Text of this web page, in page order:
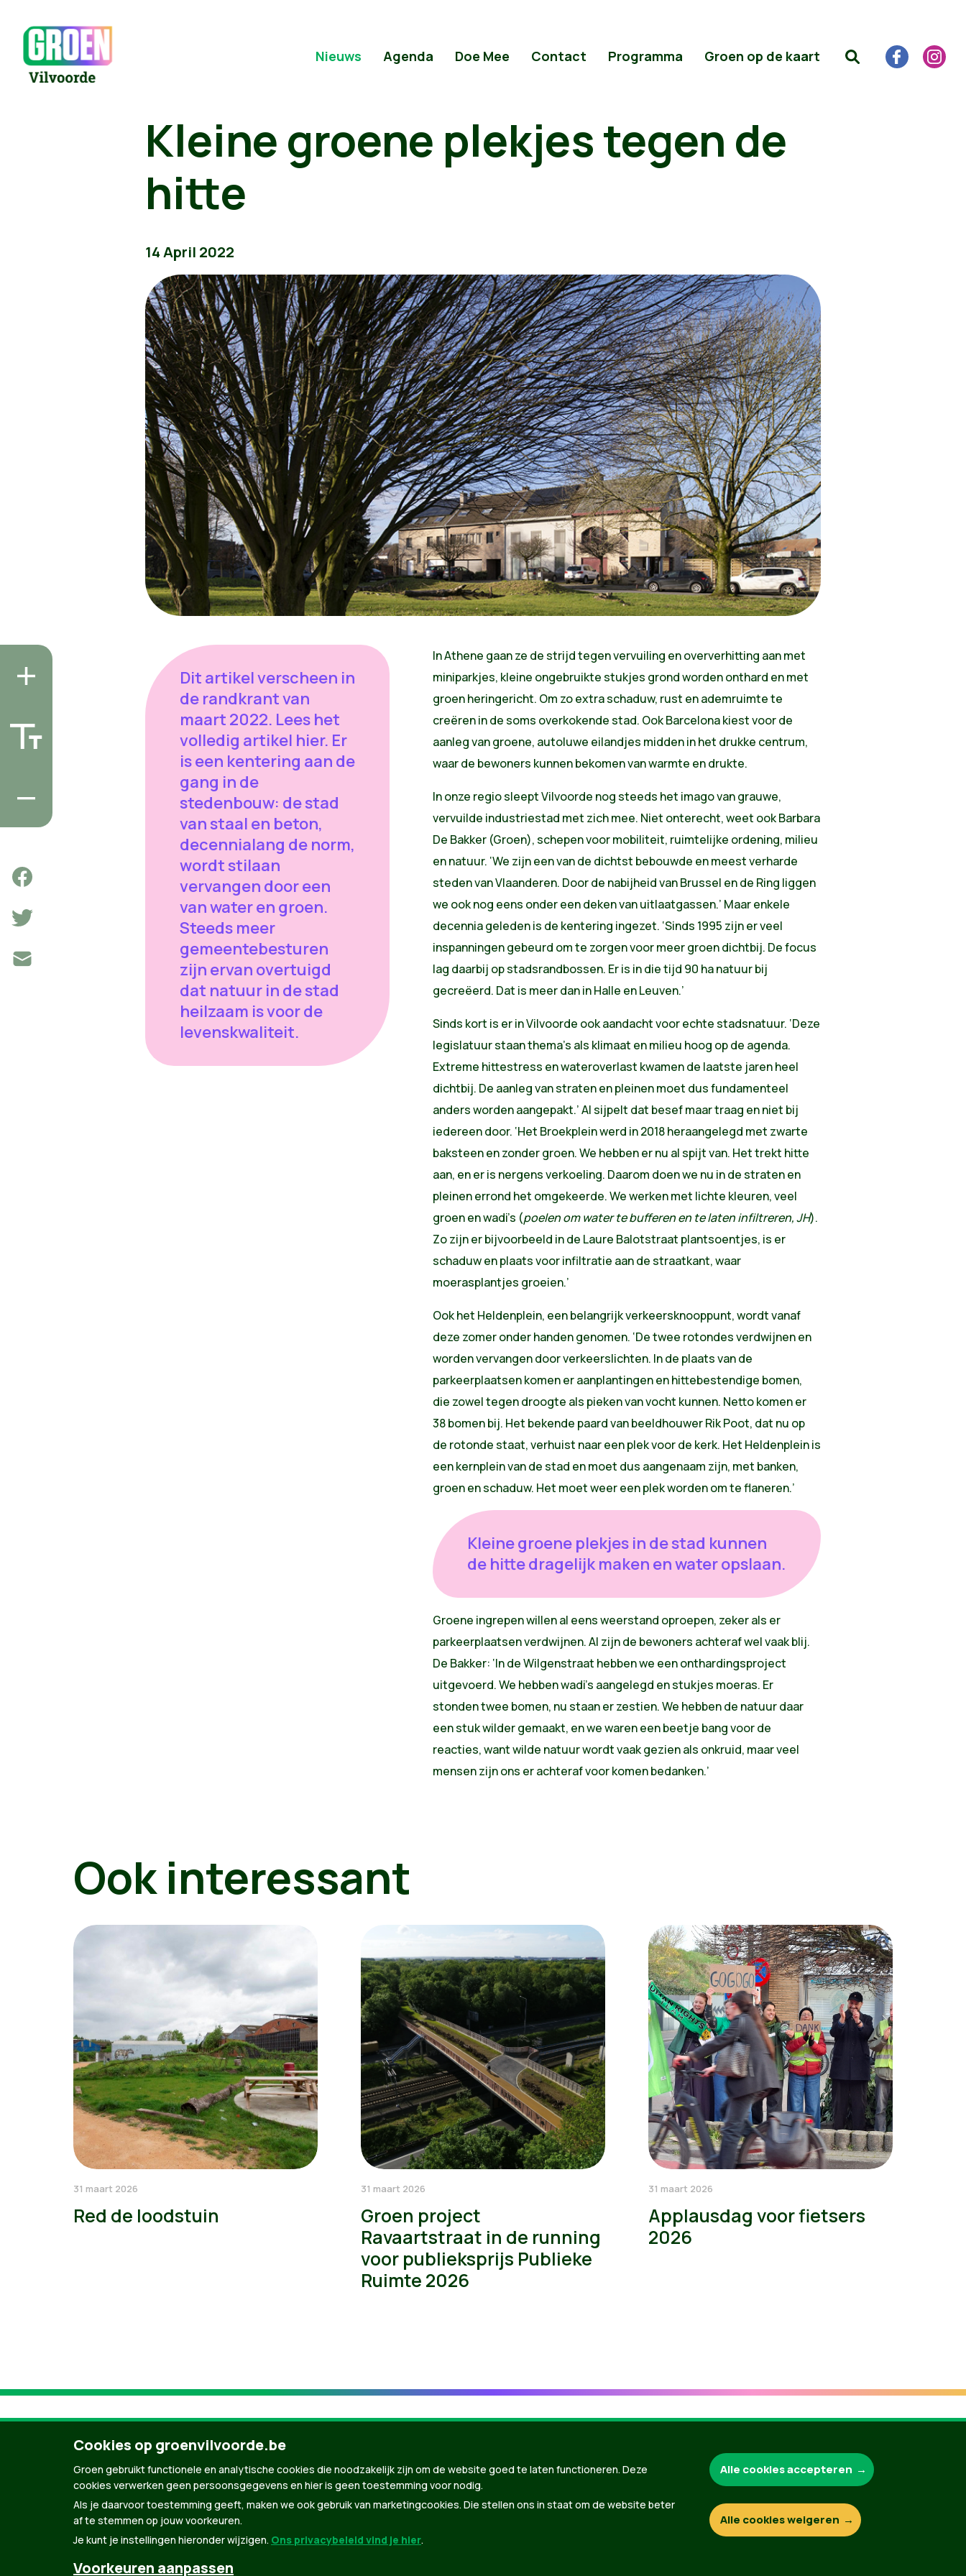
Nieuws Agenda Doe Mee Contact Programma Groen op de kaart
Kleine groene plekjes tegen de
hitte
14 April 2022
Dit artikel verscheen in
de randkrant van
maart 2022. Lees het
volledig artikel hier. Er
is een kentering aan de
gang in de
stedenbouw: de stad
van staal en beton,
decennialang de norm,
wordt stilaan
vervangen door een
van water en groen.
Steeds meer
gemeentebesturen
zijn ervan overtuigd
dat natuur in de stad
heilzaam is voor de
levenskwaliteit.
In Athene gaan ze de strijd tegen vervuiling en oververhitting aan met
miniparkjes, kleine ongebruikte stukjes grond worden onthard en met
groen heringericht. Om zo extra schaduw, rust en ademruimte te
creëren in de soms overkokende stad. Ook Barcelona kiest voor de
aanleg van groene, autoluwe eilandjes midden in het drukke centrum,
waar de bewoners kunnen bekomen van warmte en drukte.
In onze regio sleept Vilvoorde nog steeds het imago van grauwe,
vervuilde industriestad met zich mee. Niet onterecht, weet ook Barbara
De Bakker (Groen), schepen voor mobiliteit, ruimtelijke ordening, milieu
en natuur. ‘We zijn een van de dichtst bebouwde en meest verharde
steden van Vlaanderen. Door de nabijheid van Brussel en de Ring liggen
we ook nog eens onder een deken van uitlaatgassen.’ Maar enkele
decennia geleden is de kentering ingezet. ‘Sinds 1995 zijn er veel
inspanningen gebeurd om te zorgen voor meer groen dichtbij. De focus
lag daarbij op stadsrandbossen. Er is in die tijd 90 ha natuur bij
gecreëerd. Dat is meer dan in Halle en Leuven.’
Sinds kort is er in Vilvoorde ook aandacht voor echte stadsnatuur. ‘Deze
legislatuur staan thema’s als klimaat en milieu hoog op de agenda.
Extreme hittestress en wateroverlast kwamen de laatste jaren heel
dichtbij. De aanleg van straten en pleinen moet dus fundamenteel
anders worden aangepakt.’ Al sijpelt dat besef maar traag en niet bij
iedereen door. ‘Het Broekplein werd in 2018 heraangelegd met zwarte
baksteen en zonder groen. We hebben er nu al spijt van. Het trekt hitte
aan, en er is nergens verkoeling. Daarom doen we nu in de straten en
pleinen errond het omgekeerde. We werken met lichte kleuren, veel
groen en wadi’s (poelen om water te bufferen en te laten infiltreren, JH).
Zo zijn er bijvoorbeeld in de Laure Balotstraat plantsoentjes, is er
schaduw en plaats voor infiltratie aan de straatkant, waar
moerasplantjes groeien.’
Ook het Heldenplein, een belangrijk verkeersknooppunt, wordt vanaf
deze zomer onder handen genomen. ‘De twee rotondes verdwijnen en
worden vervangen door verkeerslichten. In de plaats van de
parkeerplaatsen komen er aanplantingen en hittebestendige bomen,
die zowel tegen droogte als pieken van vocht kunnen. Netto komen er
38 bomen bij. Het bekende paard van beeldhouwer Rik Poot, dat nu op
de rotonde staat, verhuist naar een plek voor de kerk. Het Heldenplein is
een kernplein van de stad en moet dus aangenaam zijn, met banken,
groen en schaduw. Het moet weer een plek worden om te flaneren.’
Kleine groene plekjes in de stad kunnen
de hitte dragelijk maken en water opslaan.
Groene ingrepen willen al eens weerstand oproepen, zeker als er
parkeerplaatsen verdwijnen. Al zijn de bewoners achteraf wel vaak blij.
De Bakker: ‘In de Wilgenstraat hebben we een onthardingsproject
uitgevoerd. We hebben wadi’s aangelegd en stukjes moeras. Er
stonden twee bomen, nu staan er zestien. We hebben de natuur daar
een stuk wilder gemaakt, en we waren een beetje bang voor de
reacties, want wilde natuur wordt vaak gezien als onkruid, maar veel
mensen zijn ons er achteraf voor komen bedanken.’
Ook interessant
31 maart 2026
Red de loodstuin
31 maart 2026
Groen project
Ravaartstraat in de running
voor publieksprijs Publieke
Ruimte 2026
31 maart 2026
Applausdag voor fietsers
2026
Groen.be
© Copyright Groen 2026 | Gemaakt metNationBuilder| Gebouwd door
Cookies op groenvilvoorde.be
Groen gebruikt functionele en analytische cookies die noodzakelijk zijn om de website goed te laten functioneren. Deze
cookies verwerken geen persoonsgegevens en hier is geen toestemming voor nodig.
Als je daarvoor toestemming geeft, maken we ook gebruik van marketingcookies. Die stellen ons in staat om de website beter
af te stemmen op jouw voorkeuren.
Je kunt je instellingen hieronder wijzigen. Ons privacybeleid vind je hier.
Voorkeuren aanpassen
Alle cookies accepteren
Alle cookies weigeren